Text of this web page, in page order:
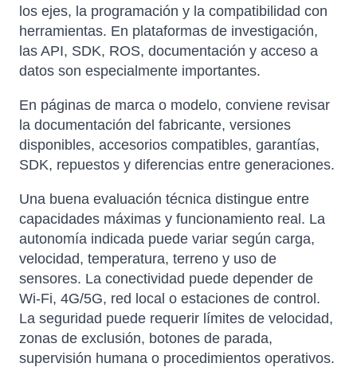
los ejes, la programación y la compatibilidad con
herramientas. En plataformas de investigación,
las API, SDK, ROS, documentación y acceso a
datos son especialmente importantes.
En páginas de marca o modelo, conviene revisar
la documentación del fabricante, versiones
disponibles, accesorios compatibles, garantías,
SDK, repuestos y diferencias entre generaciones.
Una buena evaluación técnica distingue entre
capacidades máximas y funcionamiento real. La
autonomía indicada puede variar según carga,
velocidad, temperatura, terreno y uso de
sensores. La conectividad puede depender de
Wi-Fi, 4G/5G, red local o estaciones de control.
La seguridad puede requerir límites de velocidad,
zonas de exclusión, botones de parada,
supervisión humana o procedimientos operativos.